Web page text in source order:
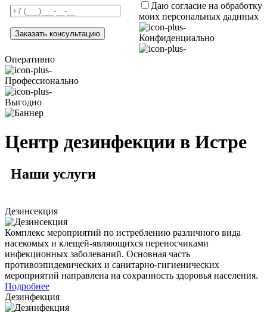
Даю согласие на обработку
моих персональных даднных
Конфиденциально
Оперативно
Профессионально
Выгодно
Центр дезинфекции в Истре
Наши услуги
Дезинсекция
Комплекс мероприятий по истреблению различного вида
насекомых и клещей-являющихся переносчиками
инфекционных заболеваний. Основная часть
противоэпидемических и санитарно-гигиенических
мероприятий направлена на сохранность здоровья населения.
Подробнее
Дезинфекция